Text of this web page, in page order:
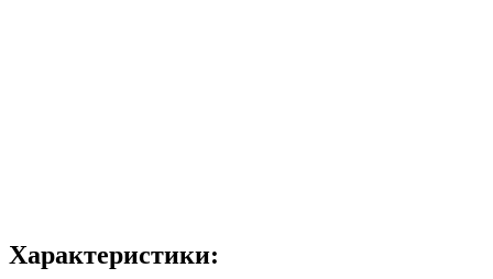
Характеристики: